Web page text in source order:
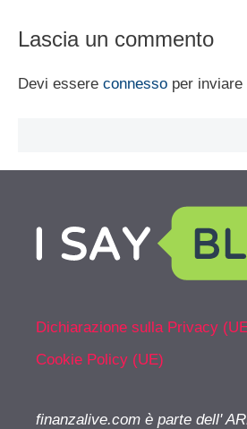
Lascia un commento
Devi essere connesso per inviare
Dichiarazione sulla Privacy
Cookie Policy (UE)
finanzalive.com è parte dell'